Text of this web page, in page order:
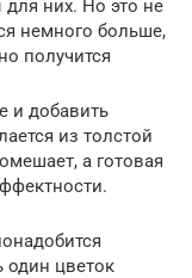
них. Но это не
немного больше,
получится
и добавить
из толстой
а готовая
один цветок